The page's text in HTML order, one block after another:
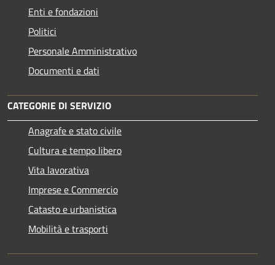
Enti e fondazioni
Politici
Personale Amministrativo
Documenti e dati
CATEGORIE DI SERVIZIO
Anagrafe e stato civile
Cultura e tempo libero
Vita lavorativa
Imprese e Commercio
Catasto e urbanistica
Mobilità e trasporti